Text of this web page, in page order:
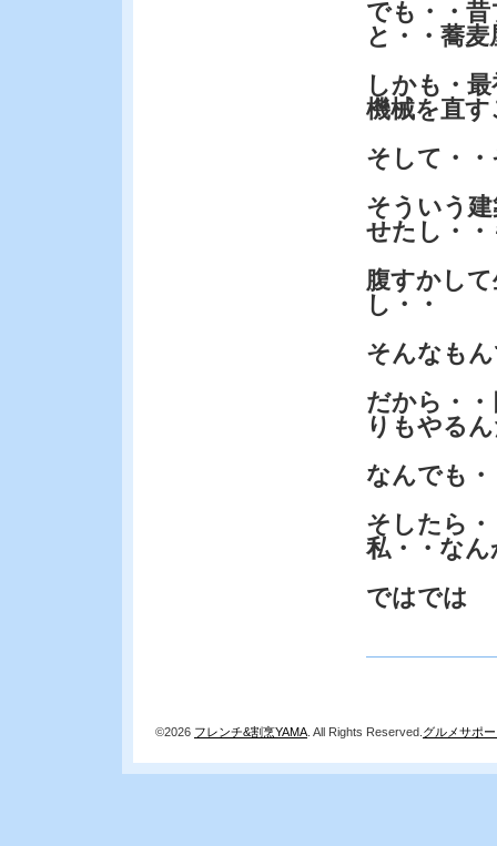
でも・・
と・・蕎
しかも・
機械を直
そして・
そういう
せたし・
腹すかし
し・・
そんなも
だから・
りもやる
なんでも
そしたら
私・・なん
ではでは
©2026 フレンチ&割烹YAMA . All Rights Reserved. グルメサポ